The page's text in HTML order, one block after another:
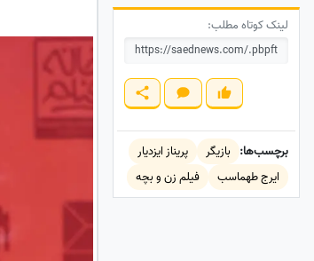
لینک کوتاه مطلب:
برچسب‌ها: بازیگر
پریناز ایزدیار
ایرج طهماسب
فیلم زن و بچه